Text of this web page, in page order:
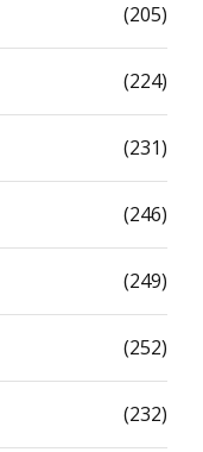
(205)
(224)
(231)
(246)
(249)
(252)
(232)